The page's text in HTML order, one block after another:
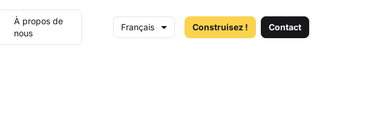
À propos de
nous
Français Construisez ! Contact